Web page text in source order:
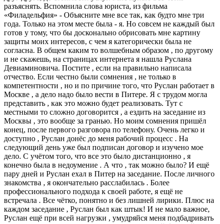
разъяснять. Вспомнила слова юриста, из фильма
«Филадельфия» - Объясните мне все так, как будто мне три
года. Только на этом месте была - я. Но совсем не каждый был
готов у тому, что бы досконально обрисовать мне картину
защиты моих интересов, с чем я категорически была не
согласна. В общем каким то волшебным образом , по другому
и не скажешь, на страницах интернета я нашла Руслана
Девиаминовича. Постите , если на правильно написала
отчество. Если честно были сомнения , не только в
компетентности , но и по причине того, что Руслан работает в
Москве , а дело надо было вести в Питере. Я с трудом могла
представить , как это можно будет реализовать. Тут с
местными то сложно договорится , а ездить на заседание из
Москвы , это вообще за гранью. Но моим сомнения пришёл
конец, после первого разговора по телефону. Очень легко и
доступно , Руслан донёс до меня рабочий процесс . На
следующий день уже был подписан договор и изучено мое
дело. С учётом того, что все это было дистанционно , я
конечно была в недоумение . А что , так можно было? И ещё
пару дней и Руслан ехал в Питер на заседание. После личного
знакомства , я окончательно расслабилась . Более
профессионального подхода к своей работе, я ещё не
встречала . Все чётко, понятно и без лишней лирики. Плюс на
каждом заседание , Руслан был как штык! И не мало важное,
Руслан ещё при всей нагрузки , умудряйся меня подбадривать